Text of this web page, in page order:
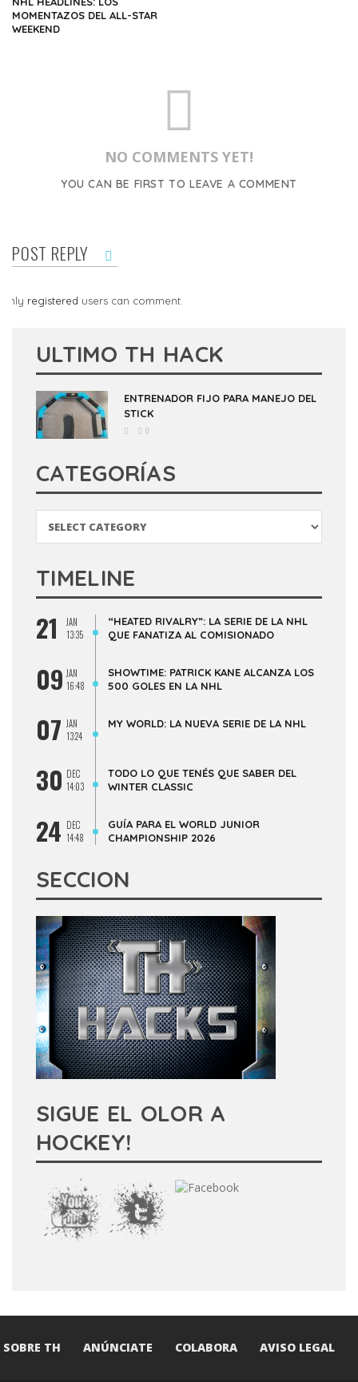
MOMENTAZOS DEL ALL-STAR
WEEKEND
NO COMMENTS YET!
YOU CAN BE FIRST TO LEAVE A COMMENT
POST REPLY
Only registered users can comment.
ULTIMO TH HACK
ENTRENADOR FIJO PARA MANEJO DEL
STICK
0
CATEGORÍAS
TIMELINE
21
JAN
13:35
“HEATED RIVALRY”: LA SERIE DE LA NHL
QUE FANATIZA AL COMISIONADO
09 JAN
16:48
SHOWTIME: PATRICK KANE ALCANZA LOS
500 GOLES EN LA NHL
07 JAN
13:24
MY WORLD: LA NUEVA SERIE DE LA NHL
30 DEC
14:03
TODO LO QUE TENÉS QUE SABER DEL
WINTER CLASSIC
24 DEC
14:48
GUÍA PARA EL WORLD JUNIOR
CHAMPIONSHIP 2026
SECCION
SIGUE EL OLOR A
HOCKEY!
SOBRE TH ANÚNCIATE COLABORA AVISO LEGAL